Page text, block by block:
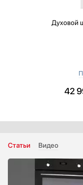
Духовой
‐
‐
Число
Функции и
‐
42
Статьи Видео